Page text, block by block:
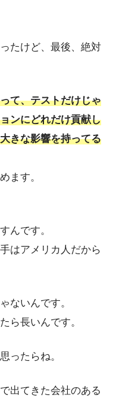
たけど、最後、絶対
て、テストだけじゃ
ンにどれだけ貢献し
きな影響を持ってる
ます。
んです。
はアメリカ人だから
ないんです。
ら長いんです。
ったらね。
出てきた会社のある